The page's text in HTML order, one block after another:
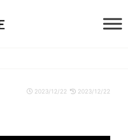
2023/12/22 2023/12/22